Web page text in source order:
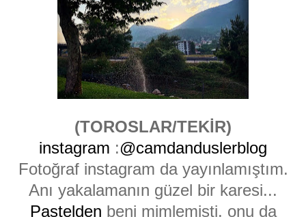
(TOROSLAR/TEKİR)
instagram :@camdanduslerblog
Fotoğraf instagram da yayınlamıştım.
Anı yakalamanın güzel bir karesi...
Pastelden beni mimlemişti. onu da